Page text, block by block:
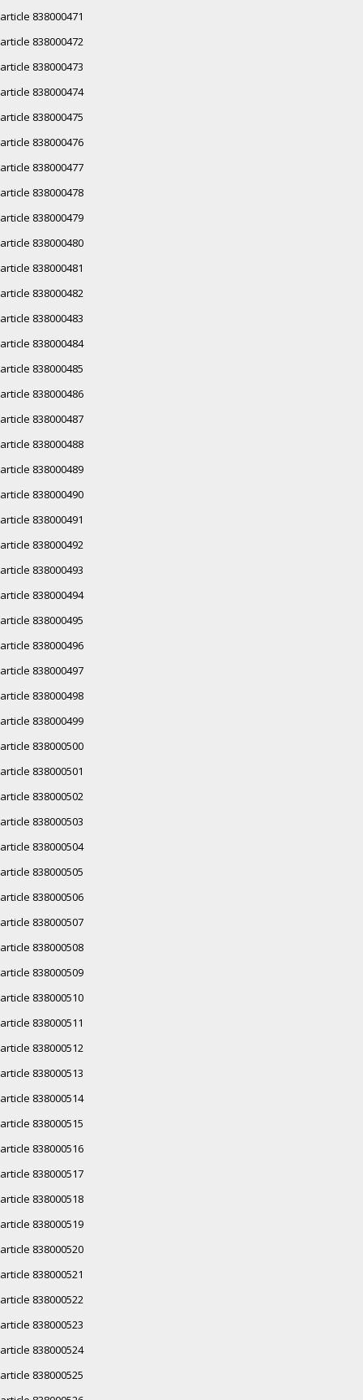
article 838000471
article 838000472
article 838000473
article 838000474
article 838000475
article 838000476
article 838000477
article 838000478
article 838000479
article 838000480
article 838000481
article 838000482
article 838000483
article 838000484
article 838000485
article 838000486
article 838000487
article 838000488
article 838000489
article 838000490
article 838000491
article 838000492
article 838000493
article 838000494
article 838000495
article 838000496
article 838000497
article 838000498
article 838000499
article 838000500
article 838000501
article 838000502
article 838000503
article 838000504
article 838000505
article 838000506
article 838000507
article 838000508
article 838000509
article 838000510
article 838000511
article 838000512
article 838000513
article 838000514
article 838000515
article 838000516
article 838000517
article 838000518
article 838000519
article 838000520
article 838000521
article 838000522
article 838000523
article 838000524
article 838000525